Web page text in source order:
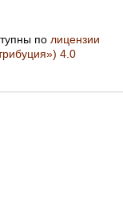
по лицензии
4.0